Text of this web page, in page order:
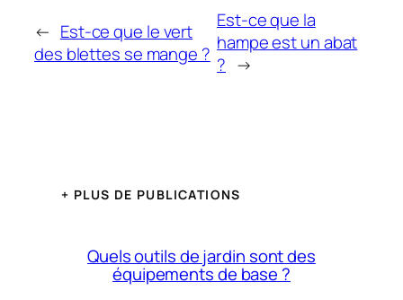
← Est-ce que le vert
des blettes se mange ?
Est-ce que la
hampe est un abat
? →
+ PLUS DE PUBLICATIONS
Quels outils de jardin sont des
équipements de base ?